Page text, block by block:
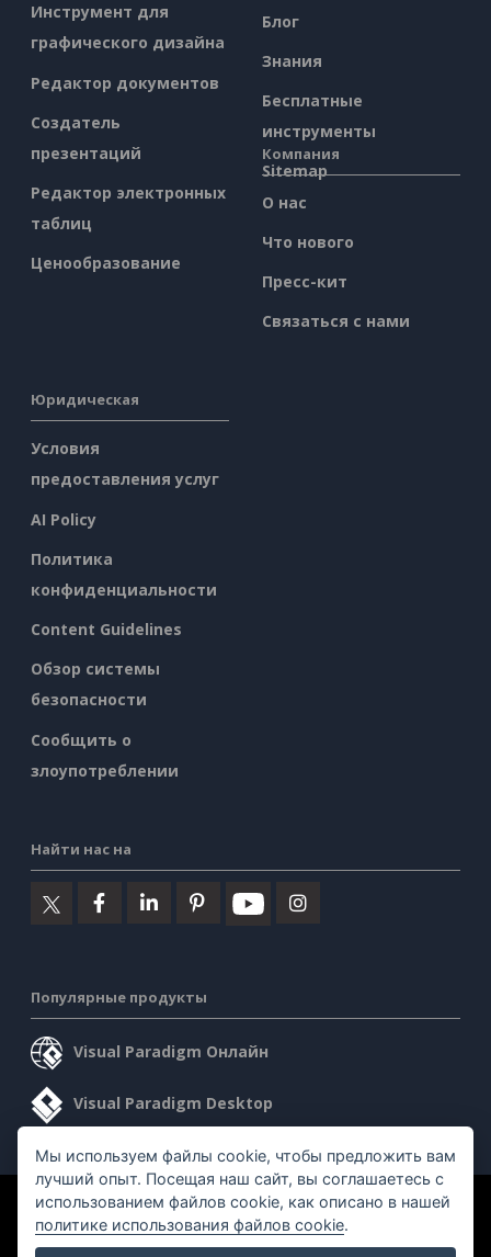
Инструмент для
графического дизайна
Редактор документов
Создатель
презентаций
Редактор электронных
таблиц
Ценообразование
Блог
Знания
Бесплатные
инструменты
Sitemap
Компания
О нас
Что нового
Пресс-кит
Связаться с нами
Юридическая
Условия
предоставления услуг
AI Policy
Политика
конфиденциальности
Content Guidelines
Обзор системы
безопасности
Сообщить о
злоупотреблении
Найти нас на
Популярные продукты
Visual Paradigm Онлайн
Visual Paradigm Desktop
©2026 by Visual Paradigm. Все права защищены.
Мы используем файлы cookie, чтобы предложить вам
лучший опыт. Посещая наш сайт, вы соглашаетесь с
использованием файлов cookie, как описано в нашей
политике использования файлов cookie.